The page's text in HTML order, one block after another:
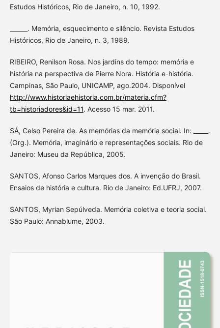
Estudos Históricos, Rio de Janeiro, n. 10, 1992.
______. Memória, esquecimento e silêncio. Revista Estudos
Históricos, Rio de Janeiro, n. 3, 1989.
RIBEIRO, Renilson Rosa. Nos jardins do tempo: memória e
história na perspectiva de Pierre Nora. História e-história.
Campinas, São Paulo, UNICAMP, ago.2004. Disponível
http://www.historiaehistoria.com.br/materia.cfm?
tb=historiadores&id=11. Acesso 15 mar. 2011.
SÁ, Celso Pereira de. As memórias da memória social. In: _____.
(Org.). Memória, imaginário e representações sociais. Rio de
Janeiro: Museu da República, 2005.
SANTOS, Afonso Carlos Marques dos. A invenção do Brasil.
Ensaios de história e cultura. Rio de Janeiro: Ed.UFRJ, 2007.
SANTOS, Myrian Sepúlveda. Memória coletiva e teoria social.
São Paulo: Annablume, 2003.